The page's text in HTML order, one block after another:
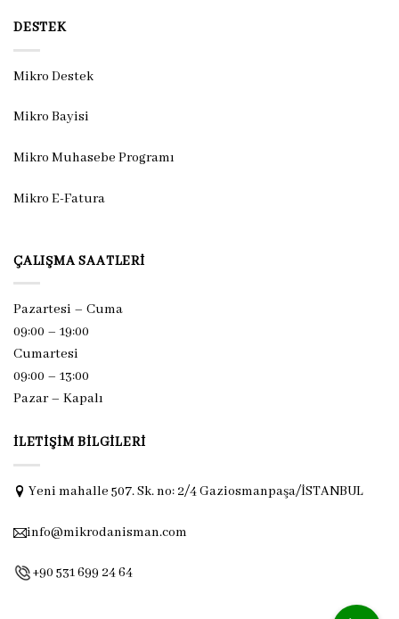
DESTEK
Mikro Destek
Mikro Bayisi
Mikro Muhasebe Programı
Mikro E-Fatura
ÇALIŞMA SAATLERI
Pazartesi – Cuma
09:00 – 19:00
Cumartesi
09:00 – 13:00
Pazar – Kapalı
İLETIŞIM BILGILERI
Yeni mahalle 507. Sk. no: 2/4 Gaziosmanpaşa/İSTANBUL
info@mikrodanisman.com
+90 531 699 24 64